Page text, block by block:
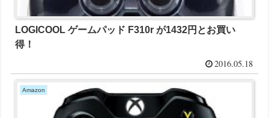
LOGICOOL ゲームパッド F310r が1432円とお買い
得！
2016.05.18
Amazon